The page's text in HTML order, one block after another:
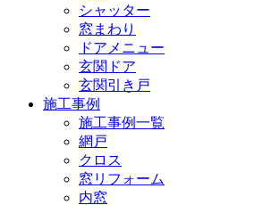
シャッター
窓まわり
ドアメニュー
玄関ドア
玄関引き戸
施工事例
施工事例一覧
網戸
クロス
窓リフォーム
内窓